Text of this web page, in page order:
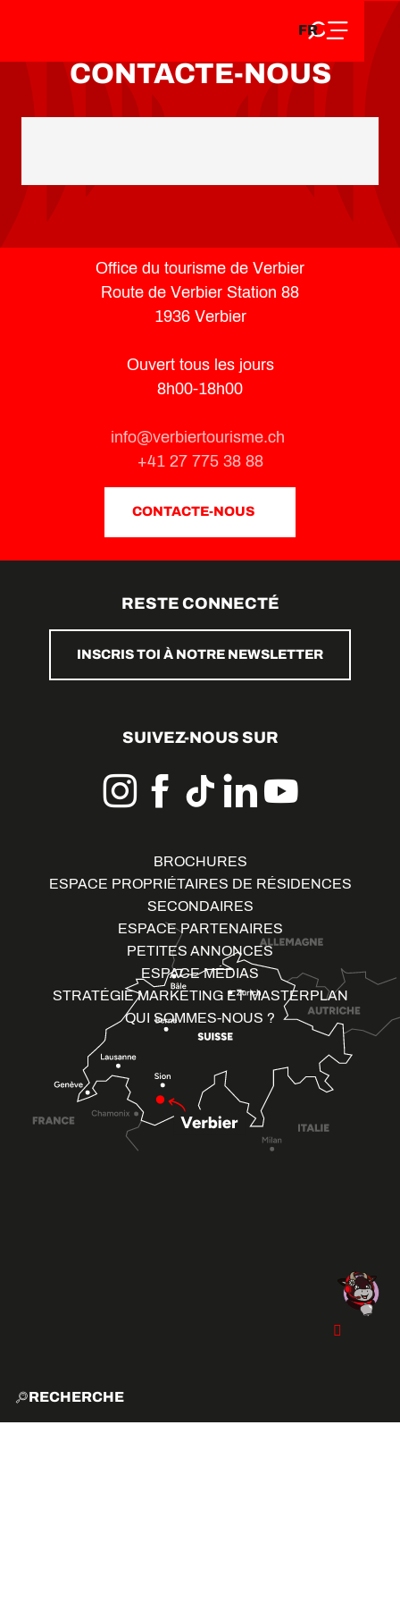
DE
RECHERCHE
FR
EN
CONTACTE-NOUS
Office du tourisme de Verbier
Route de Verbier Station 88
1936 Verbier
Ouvert tous les jours
8h00-18h00
info@verbiertourisme.ch
+41 27 775 38 88
CONTACTE-NOUS
RESTE CONNECTÉ
INSCRIS TOI À NOTRE NEWSLETTER
SUIVEZ-NOUS SUR
BROCHURES
ESPACE PROPRIÉTAIRES DE RÉSIDENCES
SECONDAIRES
ESPACE PARTENAIRES
PETITES ANNONCES
ESPACE MÉDIAS
STRATÉGIE MARKETING ET MASTERPLAN
QUI SOMMES-NOUS ?